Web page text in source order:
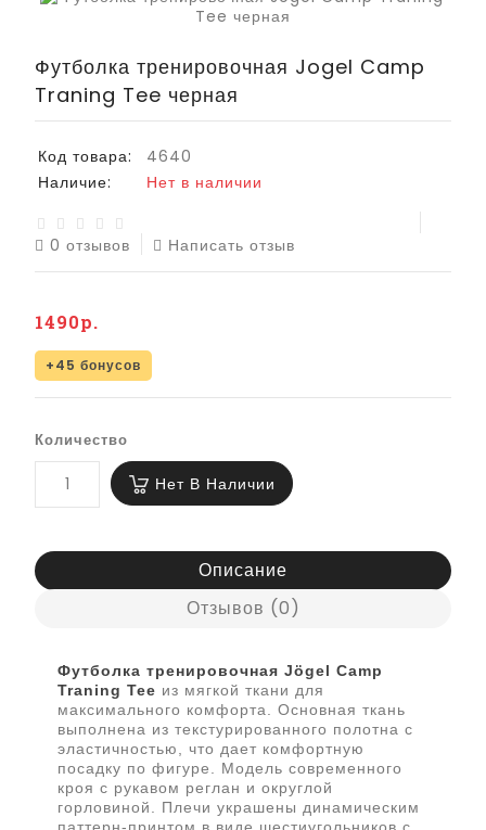
Футболка тренировочная Jogel Camp
Traning Tee черная
Код товара:
4640
Наличие:
Нет в наличии
0 отзывов Написать отзыв
1490р.
+45 бонусов
Количество
Нет В Наличии
Описание
Отзывов (0)
Футболка тренировочная Jögel Camp
Traning Tee из мягкой ткани для
максимального комфорта. Основная ткань
выполнена из текстурированного полотна с
эластичностью, что дает комфортную
посадку по фигуре. Модель современного
кроя с рукавом реглан и округлой
горловиной. Плечи украшены динамическим